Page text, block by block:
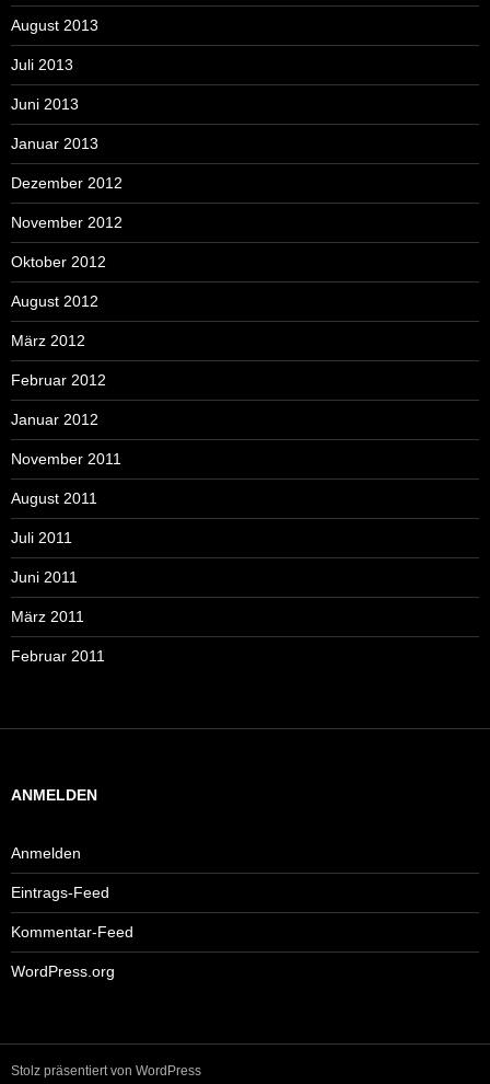
August 2013
Juli 2013
Juni 2013
Januar 2013
Dezember 2012
November 2012
Oktober 2012
August 2012
März 2012
Februar 2012
Januar 2012
November 2011
August 2011
Juli 2011
Juni 2011
März 2011
Februar 2011
ANMELDEN
Anmelden
Eintrags-Feed
Kommentar-Feed
WordPress.org
Stolz präsentiert von WordPress